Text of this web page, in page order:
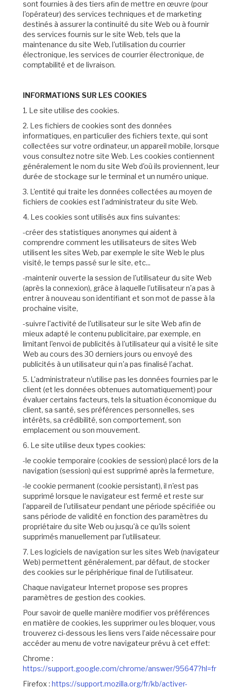
sont fournies à des tiers afin de mettre en œuvre (pour
l'opérateur) des services techniques et de marketing
destinés à assurer la continuité du site Web ou à fournir
des services fournis sur le site Web, tels que la
maintenance du site Web, l'utilisation du courrier
électronique, les services de courrier électronique, de
comptabilité et de livraison.
INFORMATIONS SUR LES COOKIES
1. Le site utilise des cookies.
2. Les fichiers de cookies sont des données
informatiques, en particulier des fichiers texte, qui sont
collectées sur votre ordinateur, un appareil mobile, lorsque
vous consultez notre site Web. Les cookies contiennent
généralement le nom du site Web d'où ils proviennent, leur
durée de stockage sur le terminal et un numéro unique.
3. L'entité qui traite les données collectées au moyen de
fichiers de cookies est l'administrateur du site Web.
4. Les cookies sont utilisés aux fins suivantes:
-créer des statistiques anonymes qui aident à
comprendre comment les utilisateurs de sites Web
utilisent les sites Web, par exemple le site Web le plus
visité, le temps passé sur le site, etc...
-maintenir ouverte la session de l'utilisateur du site Web
(après la connexion), grâce à laquelle l'utilisateur n'a pas à
entrer à nouveau son identifiant et son mot de passe à la
prochaine visite,
-suivre l'activité de l'utilisateur sur le site Web afin de
mieux adapté le contenu publicitaire, par exemple, en
limitant l'envoi de publicités à l'utilisateur qui a visité le site
Web au cours des 30 derniers jours ou envoyé des
publicités à un utilisateur qui n'a pas finalisé l'achat.
5. L'administrateur n'utilise pas les données fournies par le
client (et les données obtenues automatiquement) pour
évaluer certains facteurs, tels la situation économique du
client, sa santé, ses préférences personnelles, ses
intérêts, sa crédibilité, son comportement, son
emplacement ou son mouvement.
6. Le site utilise deux types cookies:
-le cookie temporaire (cookies de session) placé lors de la
navigation (session) qui est supprimé après la fermeture,
-le cookie permanent (cookie persistant), il n'est pas
supprimé lorsque le navigateur est fermé et reste sur
l'appareil de l'utilisateur pendant une période spécifiée ou
sans période de validité en fonction des paramètres du
propriétaire du site Web ou jusqu'à ce qu'ils soient
supprimés manuellement par l'utilisateur.
7. Les logiciels de navigation sur les sites Web (navigateur
Web) permettent généralement, par défaut, de stocker
des cookies sur le périphérique final de l'utilisateur.
Chaque navigateur Internet propose ses propres
paramètres de gestion des cookies.
Pour savoir de quelle manière modifier vos préférences
en matière de cookies, les supprimer ou les bloquer, vous
trouverez ci-dessous les liens vers l’aide nécessaire pour
accéder au menu de votre navigateur prévu à cet effet:
Chrome :
https://support.google.com/chrome/answer/95647?hl=fr
Firefox : https://support.mozilla.org/fr/kb/activer-